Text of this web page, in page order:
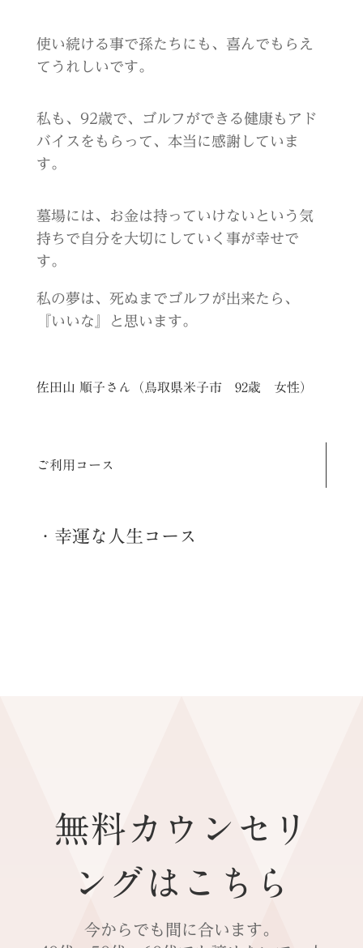
使い続ける事で孫たちにも、喜んでもらえ
てうれしいです。
私も、 92歳で、ゴルフができる健康もアド
バイスをもらって、本当に感謝していま
す。
墓場には、お金は持っていけないという気
持ちで自分を大切にしていく事が幸せで
す。
私の夢は、死ぬまでゴルフが出来たら、
『いいな』と思います。
佐田山 順子さん（鳥取県米子市 92歳 女性）
ご利用コース
・幸運な人生コース
無料カウンセリ
ングはこちら
今からでも間に合います。